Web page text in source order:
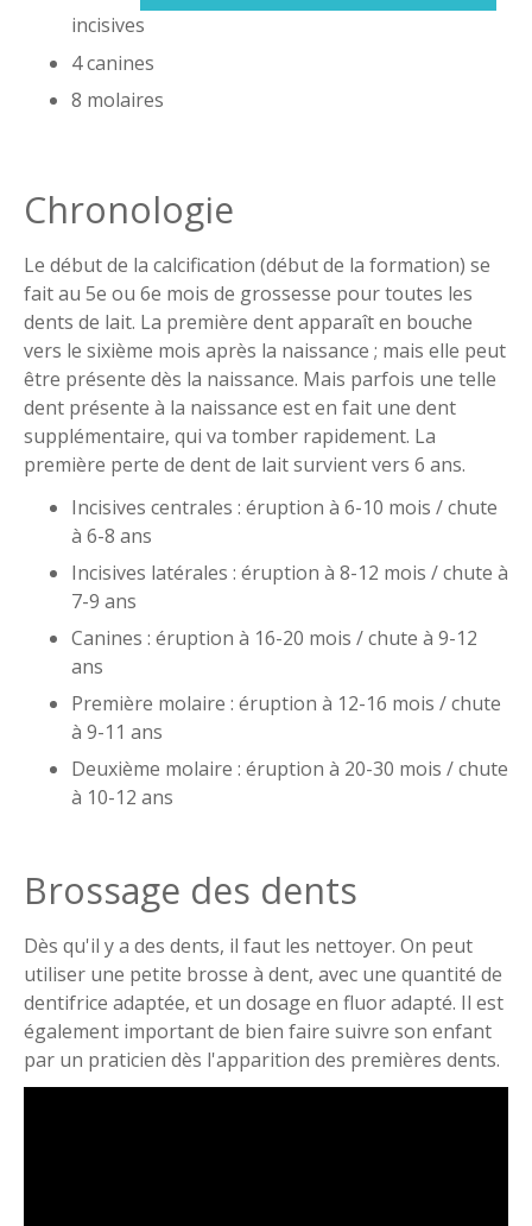
incisives
4 canines
8 molaires
Chronologie
Le début de la calcification (début de la formation) se
fait au 5e ou 6e mois de grossesse pour toutes les
dents de lait. La première dent apparaît en bouche
vers le sixième mois après la naissance ; mais elle peut
être présente dès la naissance. Mais parfois une telle
dent présente à la naissance est en fait une dent
supplémentaire, qui va tomber rapidement. La
première perte de dent de lait survient vers 6 ans.
Incisives centrales : éruption à 6-10 mois / chute
à 6-8 ans
Incisives latérales : éruption à 8-12 mois / chute à
7-9 ans
Canines : éruption à 16-20 mois / chute à 9-12
ans
Première molaire : éruption à 12-16 mois / chute
à 9-11 ans
Deuxième molaire : éruption à 20-30 mois / chute
à 10-12 ans
Brossage des dents
Dès qu'il y a des dents, il faut les nettoyer. On peut
utiliser une petite brosse à dent, avec une quantité de
dentifrice adaptée, et un dosage en fluor adapté. Il est
également important de bien faire suivre son enfant
par un praticien dès l'apparition des premières dents.